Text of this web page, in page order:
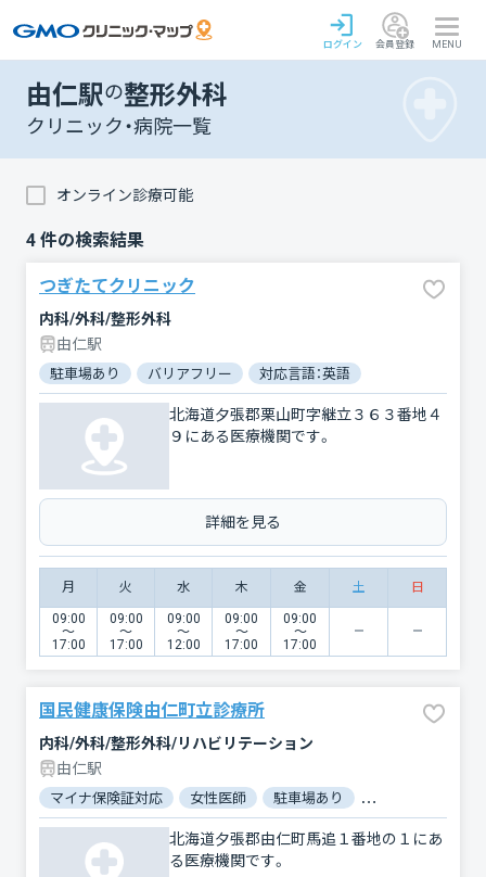
ログイン 会員登録 MENU
由仁駅の整形外科
クリニック・病院一覧
オンライン診療可能
4 件の検索結果
つぎたてクリニック
内科/外科/整形外科
由仁駅
駐車場あり バリアフリー 対応言語：英語
北海道夕張郡栗山町字継立３６３番地４
９にある医療機関です。
詳細を見る
月 火 水 木 金 土 日
09:00
〜
17:00
09:00
〜
17:00
09:00
〜
12:00
09:00
〜
17:00
09:00
〜
17:00
国民健康保険由仁町立診療所
内科/外科/整形外科/リハビリテーション
由仁駅
マイナ保険証対応 女性医師 駐車場あり バリアフリー
北海道夕張郡由仁町馬追１番地の１にあ
る医療機関です。